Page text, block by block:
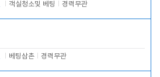
객실청소및 베팅 경력무관
베팅삼촌 경력무관